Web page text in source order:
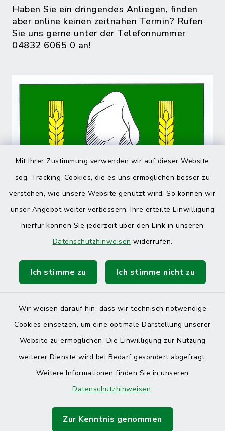
Mit Ihrer Zustimmung verwenden wir auf dieser Website
sog. Tracking-Cookies, die es uns ermöglichen besser zu
verstehen, wie unsere Website genutzt wird. So können wir
unser Angebot weiter verbessern. Ihre erteilte Einwilligung
hierfür können Sie jederzeit über den Link in unseren
Datenschutzhinweisen widerrufen.
Ich stimme zu Ich stimme nicht zu
Wir weisen darauf hin, dass wir technisch notwendige
Cookies einsetzen, um eine optimale Darstellung unserer
Website zu ermöglichen. Die Einwilligung zur Nutzung
weiterer Dienste wird bei Bedarf gesondert abgefragt.
Weitere Informationen finden Sie in unseren
Datenschutzhinweisen.
Zur Kenntnis genommen
Haben Sie ein dringendes Anliegen, finden
aber online keinen zeitnahen Termin? Rufen
Sie uns gerne unter der Telefonnummer
04832 6065 0 an!
Barrierefreiheit